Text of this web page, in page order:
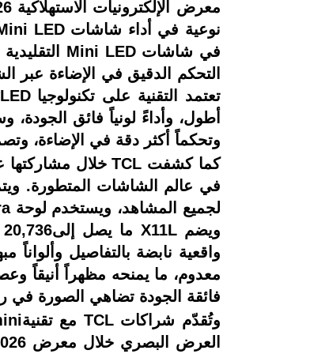
التحكم الدقيق في الإضاءة عبر
أطول، وأداءً لونياً فائق
وتحكماً أكثر دقة في الإضاءة،
فائقة الجودة تضاهي الصورة في